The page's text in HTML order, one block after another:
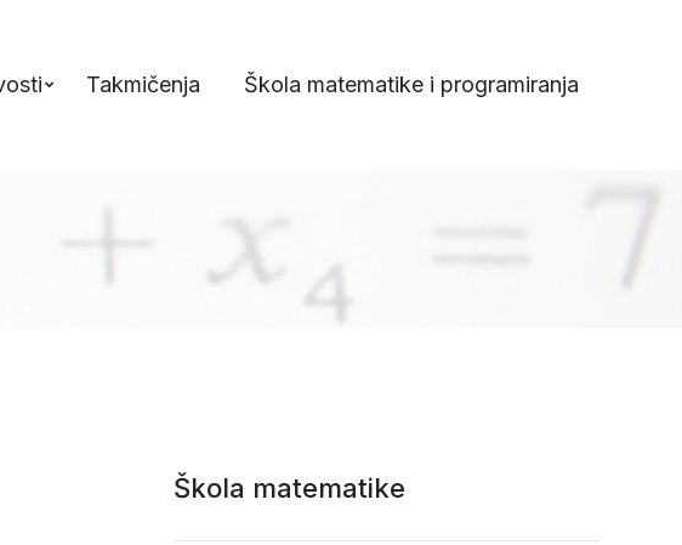
Takmičenja Škola matematike i programiranja
Škola matematike